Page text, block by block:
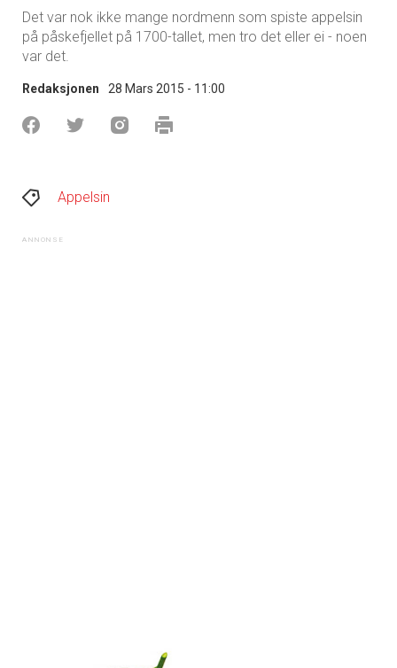
Det var nok ikke mange nordmenn som spiste appelsin
på påskefjellet på 1700-tallet, men tro det eller ei - noen
var det.
Redaksjonen 28 Mars 2015 - 11:00
Appelsin